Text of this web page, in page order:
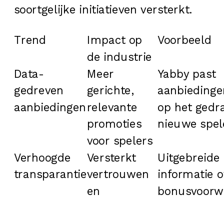
soortgelijke initiatieven versterkt.
Trend
Impact op
de industrie
Voorbeeld
Data-
gedreven
aanbiedingen
Meer
gerichte,
relevante
promoties
voor spelers
Yabby past
op het
nieuwe
Verhoogde
transparantie
Versterkt
vertrouwen
en
Uitgebreide
informatie